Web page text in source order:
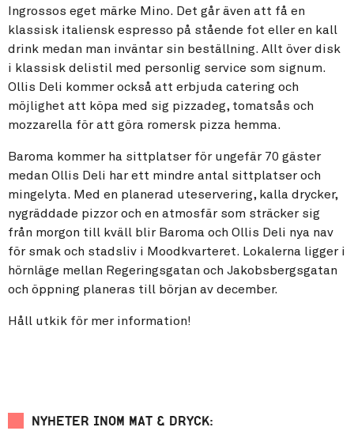
Ingrossos eget märke Mino. Det går även att få en
klassisk italiensk espresso på stående fot eller en kall
drink medan man inväntar sin beställning. Allt över disk
i klassisk delistil med personlig service som signum.
Ollis Deli kommer också att erbjuda catering och
möjlighet att köpa med sig pizzadeg, tomatsås och
mozzarella för att göra romersk pizza hemma.
Baroma kommer ha sittplatser för ungefär 70 gäster
medan Ollis Deli har ett mindre antal sittplatser och
mingelyta. Med en planerad uteservering, kalla drycker,
nygräddade pizzor och en atmosfär som sträcker sig
från morgon till kväll blir Baroma och Ollis Deli nya nav
för smak och stadsliv i Moodkvarteret. Lokalerna ligger i
hörnläge mellan Regeringsgatan och Jakobsbergsgatan
och öppning planeras till början av december.
Håll utkik för mer information!
NYHETER INOM MAT & DRYCK: